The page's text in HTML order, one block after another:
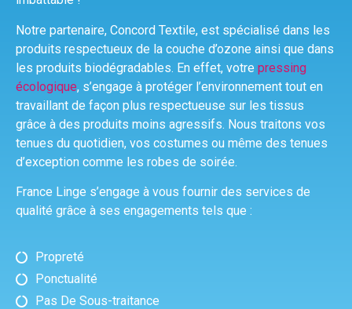
Notre partenaire, Concord Textile, est spécialisé dans les
produits respectueux de la couche d’ozone ainsi que dans
les produits biodégradables. En effet, votre pressing
écologique, s’engage à protéger l’environnement tout en
travaillant de façon plus respectueuse sur les tissus
grâce à des produits moins agressifs. Nous traitons vos
tenues du quotidien, vos costumes ou même des tenues
d’exception comme les robes de soirée.
France Linge s’engage à vous fournir des services de
qualité grâce à ses engagements tels que :
Propreté
Ponctualité
Pas De Sous-traitance